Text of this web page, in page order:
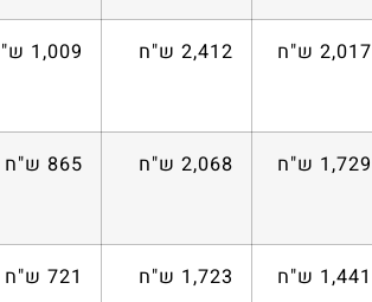
2,017 ש"ח 2,412 ש"ח 1,009 ש"ח
1,729 ש"ח 2,068 ש"ח 865 ש"ח
1,441 ש"ח 1,723 ש"ח 721 ש"ח